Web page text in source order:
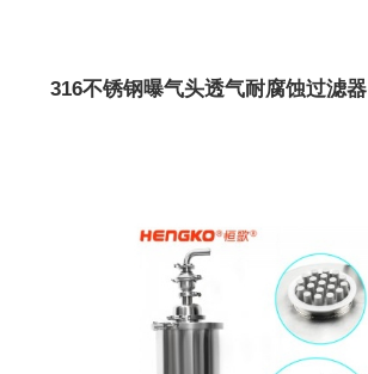
316不锈钢曝气头透气耐腐蚀过滤器